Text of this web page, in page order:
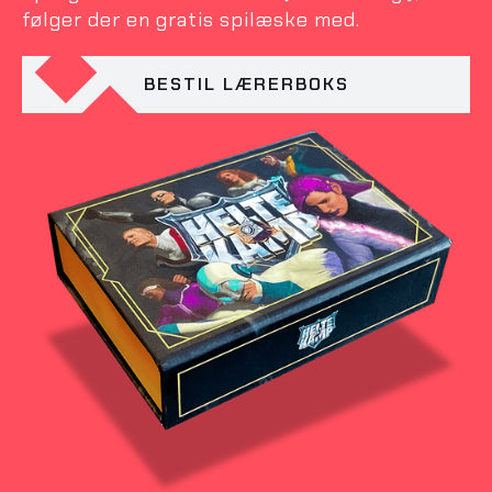
følger der en gratis spilæske med.
BESTIL LÆRERBOKS